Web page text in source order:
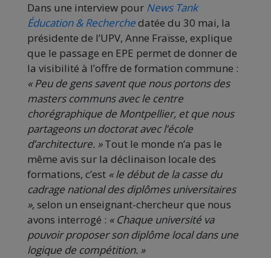
Dans une interview pour News Tank
Éducation & Recherchedatée du 30 mai, la
présidente de l’UPV, Anne Fraïsse, explique
que le passage en EPE permet de donner de
la visibilité à l’offre de formation commune :
« Peu de gens savent que nous portons des
masters communs avec le centre
chorégraphique de Montpellier, et que nous
partageons un doctorat avec l’école
d’architecture. »Tout le monde n’a pas le
même avis sur la déclinaison locale des
formations, c’est « le début de la casse du
cadrage national des diplômes universitaires
»,selon un enseignant-chercheur que nous
avons interrogé : « Chaque université va
pouvoir proposer son diplôme local dans une
logique de compétition. »